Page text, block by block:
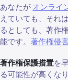
あなたが オンライ
えていても、それ
るとしても、著作
能です。 著作権侵
著作権保護措置を
る可能性が高くなり